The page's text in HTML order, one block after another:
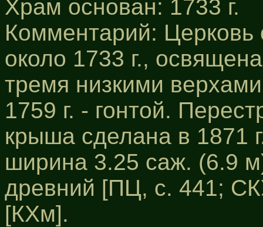
Храм основан: 1733 г.
Комментарий: Церковь
около 1733 г.,
тремя низкими
1759 г. - гонтой.
крыша сделана в 1871
ширина 3.25 саж. (6.9
древний [ПЦ, с. 441;
[КХм].